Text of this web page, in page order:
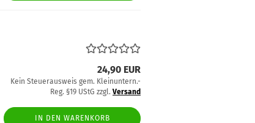
24,90 EUR
Kein Steuerausweis gem. Kleinuntern.-
Reg. §19 UStG zzgl. Versand
IN DEN WARENKORB